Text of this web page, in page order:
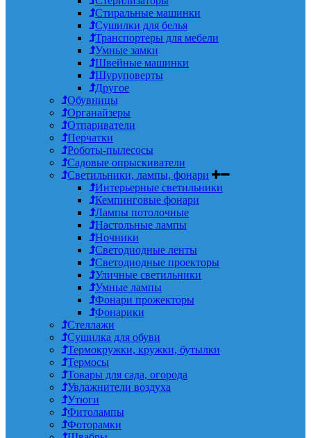
Стиральные машинки
Сушилки для белья
Транспортеры для мебели
Умные замки
Швейные машинки
Шуруповерты
Другое
Обувницы
Органайзеры
Отпариватели
Перчатки
Роботы-пылесосы
Садовые опрыскиватели
Светильники, лампы, фонари
Интерьерные светильники
Кемпинговые фонари
Лампы потолочные
Настольные лампы
Ночники
Светодиодные ленты
Светодиодные проекторы
Уличные светильники
Умные лампы
Фонари прожекторы
Фонарики
Стеллажи
Сушилка для обуви
Термокружки, кружки, бутылки
Термосы
Товары для сада, огорода
Увлажнители воздуха
Утюги
Фитолампы
Фоторамки